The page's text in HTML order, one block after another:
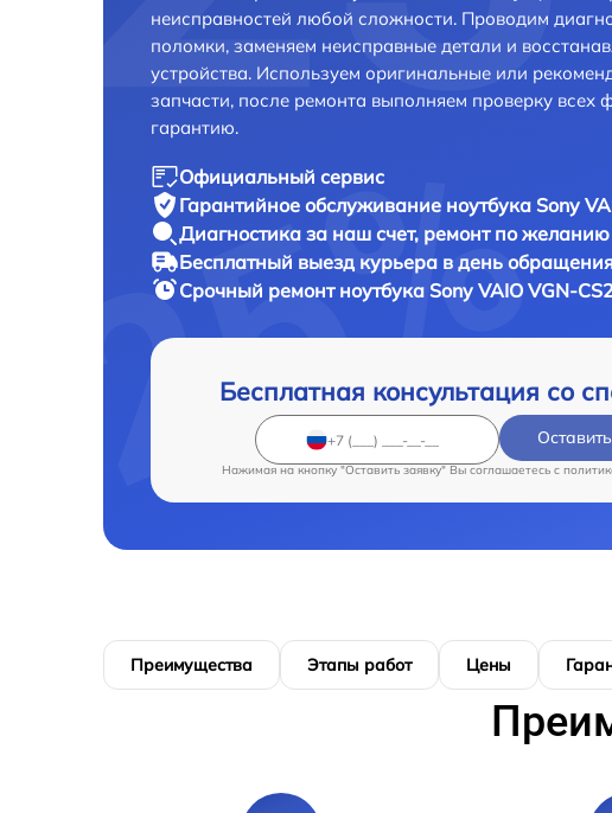
неисправностей любой сложности. Проводим
поломки, заменяем неисправные детали и
устройства. Используем оригинальные или
запчасти, после ремонта выполняем проверку всех
гарантию.
Официальный сервис
Гарантийное обслуживание ноутбука Sony
Диагностика за наш счет, ремонт по желанию
Бесплатный выезд курьера в день
Срочный ремонт ноутбука Sony VAIO VGN-
Бесплатная консультация со
Нажимая на кнопку "Оставить заявку" Вы соглашаетесь c
Преимущества Этапы работ Цены